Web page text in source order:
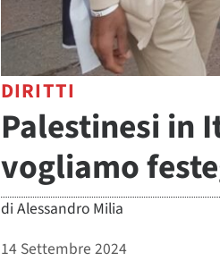
DIRITTI
Palestinesi in
vogliamo
di Alessandro Milia
14 Settembre 2024